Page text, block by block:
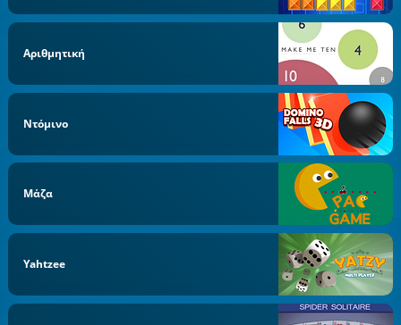
Αριθμητική
Ντόμινο
Μάζα
Yahtzee